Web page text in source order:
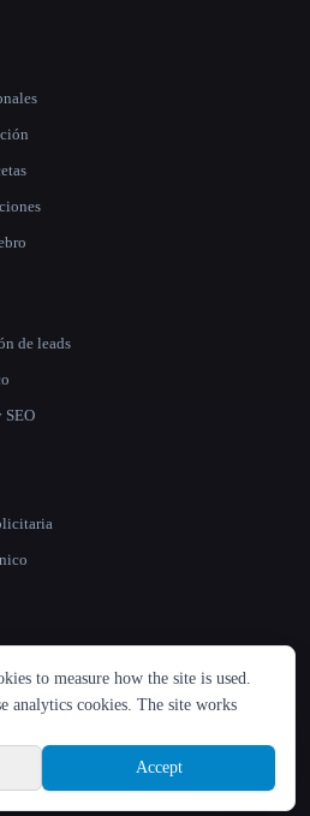
Русский 简体中文
Sign up
de leads
SEO
to measure how the site is used.
analytics cookies. The site works
Accept